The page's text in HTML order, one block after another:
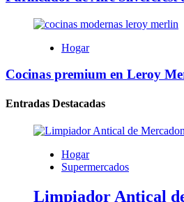
Hogar
Cocinas premium en Leroy
Entradas Destacadas
Hogar
Supermercados
Limpiador Antical